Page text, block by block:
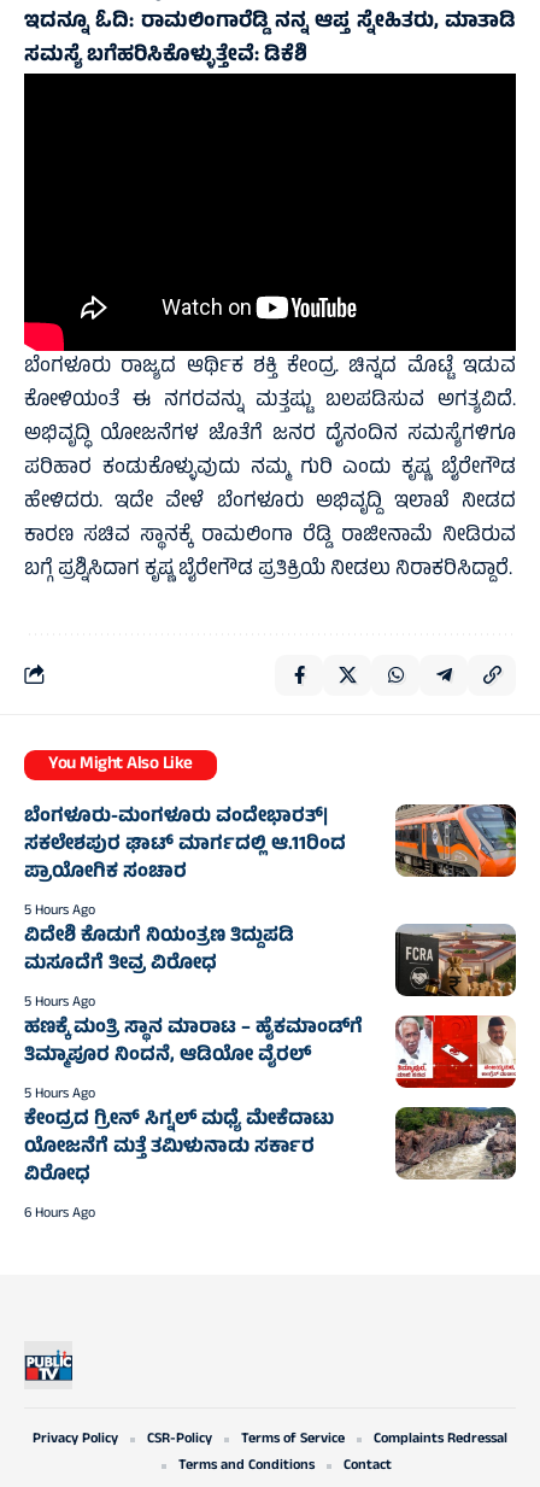
ಇದನ್ನೂ ಓದಿ: ರಾಮಲಿಂಗಾರೆಡ್ಡಿ ನನ್ನ ಆಪ್ತ ಸ್ನೇಹಿತರು, ಮಾತಾಡಿ
ಸಮಸ್ಯೆ ಬಗೆಹರಿಸಿಕೊಳ್ಳುತ್ತೇವೆ: ಡಿಕೆಶಿ
ಬೆಂಗಳೂರು ರಾಜ್ಯದ ಆರ್ಥಿಕ ಶಕ್ತಿ ಕೇಂದ್ರ. ಚಿನ್ನದ ಮೊಟ್ಟೆ ಇಡುವ
ಕೋಳಿಯಂತೆ ಈ ನಗರವನ್ನು ಮತ್ತಷ್ಟು ಬಲಪಡಿಸುವ ಅಗತ್ಯವಿದೆ.
ಅಭಿವೃದ್ಧಿ ಯೋಜನೆಗಳ ಜೊತೆಗೆ ಜನರ ದೈನಂದಿನ ಸಮಸ್ಯೆಗಳಿಗೂ
ಪರಿಹಾರ ಕಂಡುಕೊಳ್ಳುವುದು ನಮ್ಮ ಗುರಿ ಎಂದು ಕೃಷ್ಣ ಬೈರೇಗೌಡ
ಹೇಳಿದರು. ಇದೇ ವೇಳೆ ಬೆಂಗಳೂರು ಅಭಿವೃದ್ದಿ ಇಲಾಖೆ ನೀಡದ
ಕಾರಣ ಸಚಿವ ಸ್ಥಾನಕ್ಕೆ ರಾಮಲಿಂಗಾ ರೆಡ್ಡಿ ರಾಜೀನಾಮೆ ನೀಡಿರುವ
ಬಗ್ಗೆ ಪ್ರಶ್ನಿಸಿದಾಗ ಕೃಷ್ಣ ಬೈರೇಗೌಡ ಪ್ರತಿಕ್ರಿಯೆ ನೀಡಲು ನಿರಾಕರಿಸಿದ್ದಾರೆ.
You Might Also Like
ಬೆಂಗಳೂರು-ಮಂಗಳೂರು ವಂದೇಭಾರತ್‌|
ಸಕಲೇಶಪುರ ಘಾಟ್ ಮಾರ್ಗದಲ್ಲಿ ಆ.11ರಿಂದ
ಪ್ರಾಯೋಗಿಕ ಸಂಚಾರ
5 Hours Ago
ವಿದೇಶಿ ಕೊಡುಗೆ ನಿಯಂತ್ರಣ ತಿದ್ದುಪಡಿ
ಮಸೂದೆಗೆ ತೀವ್ರ ವಿರೋಧ
5 Hours Ago
ಹಣಕ್ಕೆ ಮಂತ್ರಿ ಸ್ಥಾನ ಮಾರಾಟ – ಹೈಕಮಾಂಡ್‌ಗೆ
ತಿಮ್ಮಾಪೂರ ನಿಂದನೆ, ಆಡಿಯೋ ವೈರಲ್
5 Hours Ago
ಕೇಂದ್ರದ ಗ್ರೀನ್ ಸಿಗ್ನಲ್ ಮಧ್ಯೆ ಮೇಕೆದಾಟು
ಯೋಜನೆಗೆ ಮತ್ತೆ ತಮಿಳುನಾಡು ಸರ್ಕಾರ
ವಿರೋಧ
6 Hours Ago
Privacy Policy CSR-Policy Terms of Service
Complaints Redressal
Terms and Conditions
Contact